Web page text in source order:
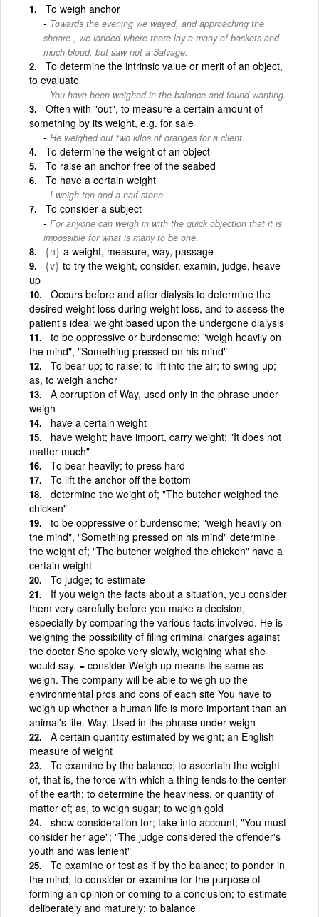
To weigh anchor
Towards the evening we wayed, and approaching the
shoare , we landed where there lay a many of baskets and
much bloud, but saw not a Salvage.
To determine the intrinsic value or merit of an object,
to evaluate
You have been weighed in the balance and found wanting.
Often with "out", to measure a certain amount of
something by its weight, e.g. for sale
He weighed out two kilos of oranges for a client.
To determine the weight of an object
To raise an anchor free of the seabed
To have a certain weight
I weigh ten and a half stone.
To consider a subject
For anyone can weigh in with the quick objection that it is
impossible for what is many to be one.
{n} a weight, measure, way, passage
{v} to try the weight, consider, examin, judge, heave
up
Occurs before and after dialysis to determine the
desired weight loss during weight loss, and to assess the
patient's ideal weight based upon the undergone dialysis
to be oppressive or burdensome; "weigh heavily on
the mind", "Something pressed on his mind"
To bear up; to raise; to lift into the air; to swing up;
as, to weigh anchor
A corruption of Way, used only in the phrase under
weigh
have a certain weight
have weight; have import, carry weight; "It does not
matter much"
To bear heavily; to press hard
To lift the anchor off the bottom
determine the weight of; "The butcher weighed the
chicken"
to be oppressive or burdensome; "weigh heavily on
the mind", "Something pressed on his mind" determine
the weight of; "The butcher weighed the chicken" have a
certain weight
To judge; to estimate
If you weigh the facts about a situation, you consider
them very carefully before you make a decision,
especially by comparing the various facts involved. He is
weighing the possibility of filing criminal charges against
the doctor She spoke very slowly, weighing what she
would say. = consider Weigh up means the same as
weigh. The company will be able to weigh up the
environmental pros and cons of each site You have to
weigh up whether a human life is more important than an
animal's life. Way. Used in the phrase under weigh
A certain quantity estimated by weight; an English
measure of weight
To examine by the balance; to ascertain the weight
of, that is, the force with which a thing tends to the center
of the earth; to determine the heaviness, or quantity of
matter of; as, to weigh sugar; to weigh gold
show consideration for; take into account; "You must
consider her age"; "The judge considered the offender's
youth and was lenient"
To examine or test as if by the balance; to ponder in
the mind; to consider or examine for the purpose of
forming an opinion or coming to a conclusion; to estimate
deliberately and maturely; to balance